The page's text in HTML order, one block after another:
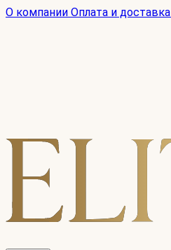
О компании Оплата и доставка